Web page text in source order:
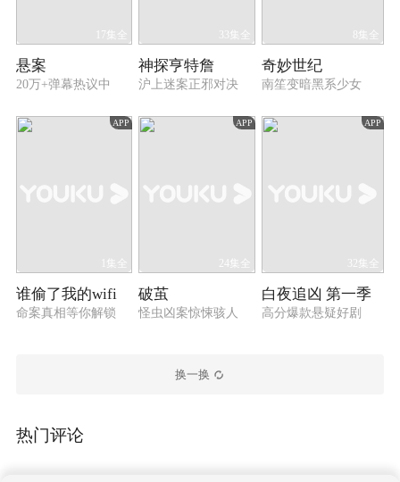
17集全
悬案
20万+弹幕热议中
33集全
神探亨特詹
沪上迷案正邪对决
8集全
奇妙世纪
南笙变暗黑系少女
APP
1集全
谁偷了我的wifi
命案真相等你解锁
APP
24集全
破茧
怪虫凶案惊悚骇人
APP
32集全
白夜追凶 第一季
高分爆款悬疑好剧
换一换
热门评论